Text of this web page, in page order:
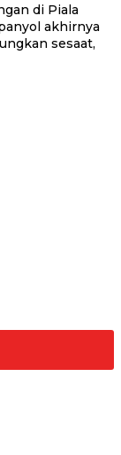
di Piala
akhirnya
sesaat,